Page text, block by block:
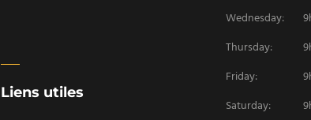
Liens utiles
Wednesday:
Thursday:
Friday:
Saturday: